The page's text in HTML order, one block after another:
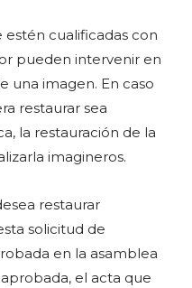
estén cualificadas con
pueden intervenir en
una imagen. En caso
restaurar sea
la restauración de la
imagineros.
restaurar
solicitud de
en la asamblea
el acta que